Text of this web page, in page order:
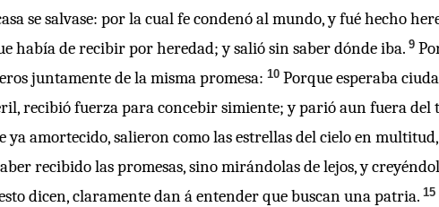
se salvase: por la cual fe condenó al mundo, y fué hecho
había de recibir por heredad; y salió sin saber dónde iba. 9
juntamente de la misma promesa: 10 Porque esperaba
recibió fuerza para concebir simiente; y parió aun fuera del
ya amortecido, salieron como las estrellas del cielo en
recibido las promesas, sino mirándolas de lejos, y
dicen, claramente dan á entender que buscan una patria. 15